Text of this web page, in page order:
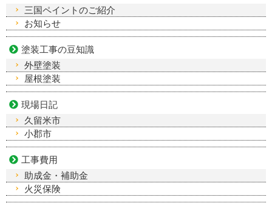
三国ペイントのご紹介
お知らせ
塗装工事の豆知識
外壁塗装
屋根塗装
現場日記
久留米市
小郡市
工事費用
助成金・補助金
火災保険